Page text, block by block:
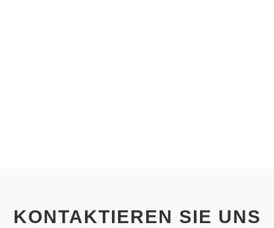
KONTAKTIEREN SIE UNS